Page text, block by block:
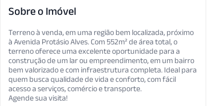
Sobre o Imóvel
Terreno à venda, em uma região bem localizada, próximo
à Avenida Protásio Alves. Com 552m² de área total, o
terreno oferece uma excelente oportunidade para a
construção de um lar ou empreendimento, em um bairro
bem valorizado e com infraestrutura completa. Ideal para
quem busca qualidade de vida e conforto, com fácil
acesso a serviços, comércio e transporte.
Agende sua visita!